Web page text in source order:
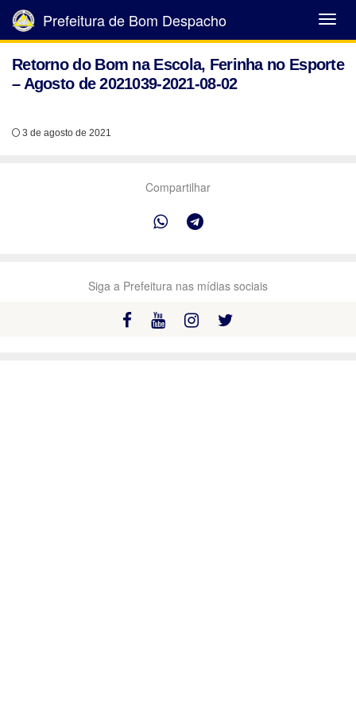
Abrir
Menu
Prefeitura de Bom Despacho
Retorno do Bom na Escola, Ferinha no Esporte
– Agosto de 2021039-2021-08-02
3 de agosto de 2021
Compartilhar
Siga a Prefeitura nas mídias sociais